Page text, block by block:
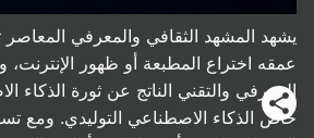
يشهد المشهد الثقافي والمعرفي المعاصر
عمقه اختراع المطبعة أو ظهور الإنترنت،
المعرفي والتقني الناتج عن ثورة الذكاء
خاص الذكاء الاصطناعي التوليدي. ومع